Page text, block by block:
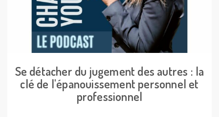
Se détacher du jugement des autres : la
clé de l'épanouissement personnel et
professionnel